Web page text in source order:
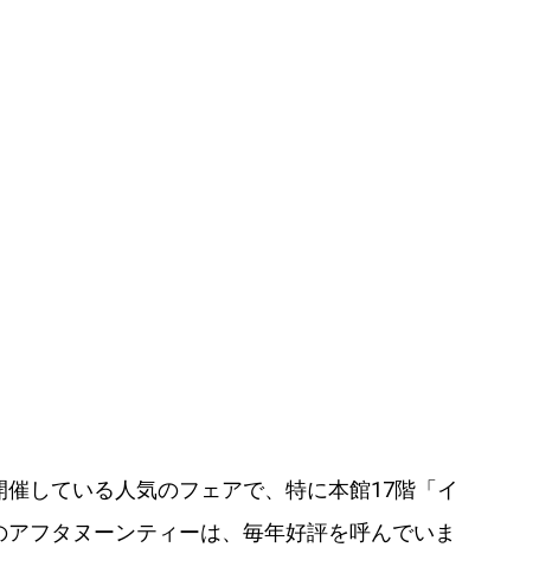
催している人気のフェアで、特に本館17階「イ
フタヌーンティーは、毎年好評を呼んでいま